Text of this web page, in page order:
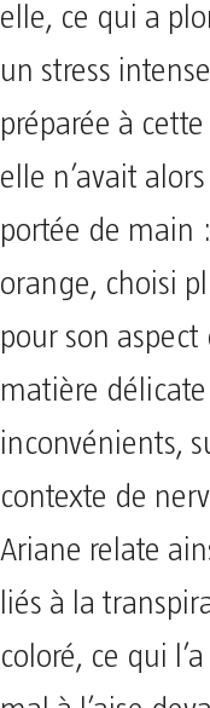
elle, ce qui a
un stress
préparée à
elle n’avait
portée de main
orange, choisi
pour son
matière
inconvénients,
contexte de
Ariane relate
liés à la
coloré, ce qui